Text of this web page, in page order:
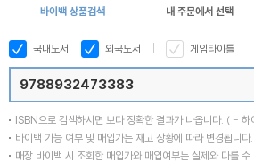
바이백 상품검색 내 주문에서 선택
국내도서 외국도서 게임타이틀
ISBN으로 검색하시면 보다 정확한 결과가 나옵니다. ( - 하
바이백 가능 여부 및 매입가는 재고 상황에 따라 변경됩니다.
매장 바이백 시 조회한 매입가와 매입여부는 실제와 다를 수